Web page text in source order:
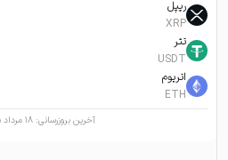
ریپل
XRP
تتر
USDT
اتریوم
ETH
آخرین بروزرسانی:۱۸ مرداد ۱۴۰۵ ۱۰:۴۶